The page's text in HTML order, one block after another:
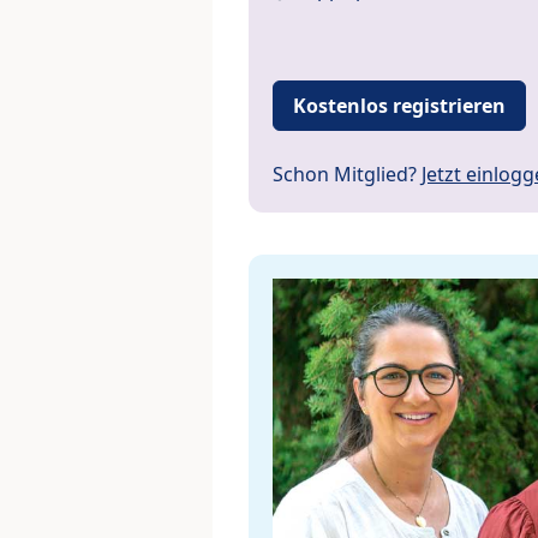
Kostenlos registrieren
Schon Mitglied? Jetzt